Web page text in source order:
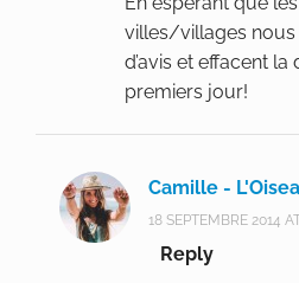
villes/villages nous
d’avis et effacent la
premiers jour!
Camille -
18 SEPTEMBRE 2014
Reply